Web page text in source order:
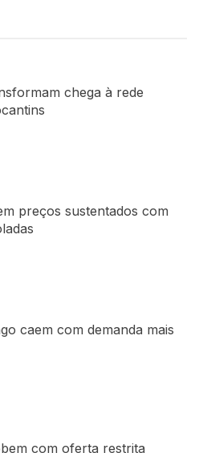
chega à rede
preços sustentados com
caem com demanda mais
com oferta restrita